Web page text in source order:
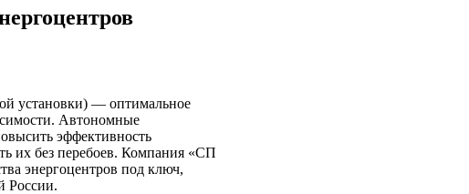
установки) — оптимальное
Автономные
эффективность
их без перебоев. Компания «СП
энергоцентров под ключ,
России.